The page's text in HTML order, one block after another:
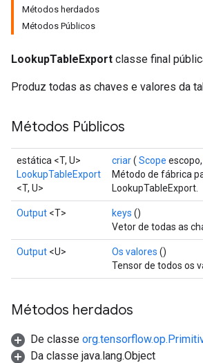
Métodos herdados
Métodos Públicos
LookupTableExport classe final
Produz todas as chaves e valores da
Métodos Públicos
estática <T, U>
LookupTableExport
<T, U>
criar( Scope escopo,
Método de fábrica
LookupTableExport.
Output <T> keys ()
Vetor de todas as
Output <U> Os valores ()
Tensor de todos os
Métodos herdados
De classe
Da classe java.lang.Object